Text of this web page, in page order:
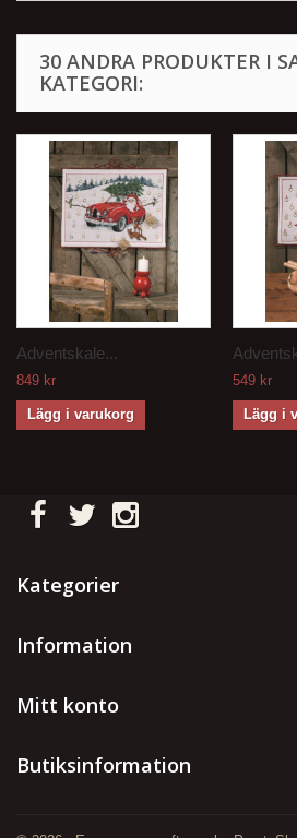
30 ANDRA PRODUKTER I
KATEGORI:
Adventskale...
849 kr
Lägg i varukorg
549 kr
Lägg i
Kategorier
Information
Mitt konto
Butiksinformation